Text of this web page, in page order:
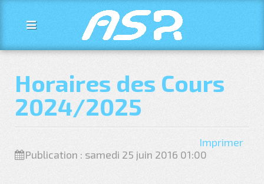
Horaires des Cours
2024/2025
Imprimer
Publication : samedi 25 juin 2016 01:00